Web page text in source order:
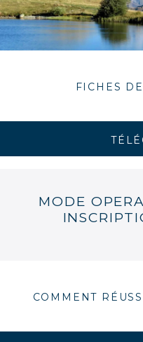
FICHES
MODE
COMMENT